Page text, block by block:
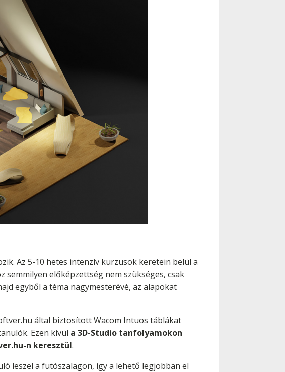
Az 5-10 hetes intenzív kurzusok keretein belül a
előképzettség nem szükséges, csak
egyből a téma nagymesterévé, az alapokat
által biztosított Wacom Intuos táblákat
Ezen kívül a 3D-Studio tanfolyamokon
n keresztül.
leszel a futószalagon, így a lehető legjobban el